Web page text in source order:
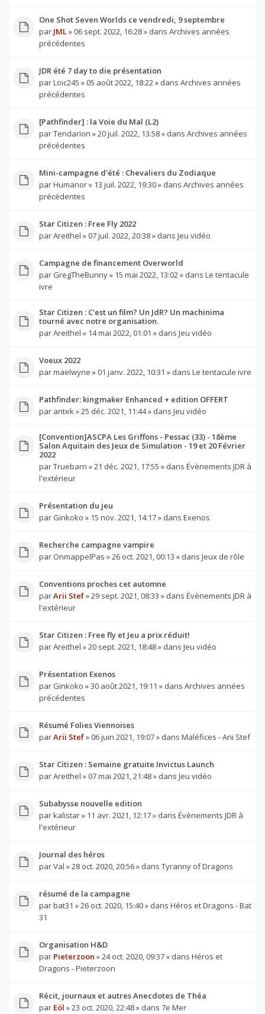
One Shot Seven Worlds ce vendredi, 9 septembre
par JML» 06 sept. 2022, 16:28 » dans Archives années
précédentes
JDR été 7 day to die présentation
parLoic245 » 05 août 2022, 18:22 » dans Archives années
précédentes
[Pathfinder] : la Voie du Mal (L2)
parTendarion » 20 juil. 2022, 13:58 » dans Archives années
précédentes
Mini-campagne d'été : Chevaliers du Zodiaque
parHumanor» 13 juil. 2022, 19:30 » dans Archives années
précédentes
Star Citizen : Free Fly 2022
parAreithel » 07 juil. 2022, 20:38 » dans Jeu vidéo
Campagne de financement Overworld
par GregTheBunny» 15 mai 2022, 13:02 » dans Le tentacule
ivre
Star Citizen : C'est un film? Un JdR? Un machinima
tourné avec notre organisation.
parAreithel » 14 mai 2022, 01:01 » dans Jeu vidéo
Voeux 2022
parmaelwyne » 01 janv. 2022, 10:31 » dans Le tentacule ivre
Pathfinder: kingmaker Enhanced + edition OFFERT
par antek» 25 déc. 2021, 11:44 » dans Jeu vidéo
[Convention]ASCPA Les Griffons - Pessac (33) - 18ème
Salon Aquitain des Jeux de Simulation - 19 et 20 Février
2022
parTruebarn » 21 déc. 2021, 17:55 » dans Évènements JDR à
l'extérieur
Présentation du jeu
par Ginkoko » 15 nov. 2021, 14:17 » dans Exenos
Recherche campagne vampire
par OnmappelPas » 26 oct. 2021, 00:13 » dans Jeux de rôle
Conventions proches cet automne
parArii Stef» 29 sept. 2021, 08:33 » dans Évènements JDR à
l'extérieur
Star Citizen : Free fly et Jeu a prix réduit!
parAreithel » 20 sept. 2021, 18:48 » dans Jeu vidéo
Présentation Exenos
par Ginkoko » 30 août 2021, 19:11 » dans Archives années
précédentes
Résumé Folies Viennoises
parArii Stef» 06 juin 2021, 19:07 » dans Maléfices - Arii Stef
Star Citizen : Semaine gratuite Invictus Launch
parAreithel » 07 mai 2021, 21:48 » dans Jeu vidéo
Subabysse nouvelle edition
parkalistar» 11 avr. 2021, 12:17 » dans Évènements JDR à
l'extérieur
Journal des héros
parVal » 28 oct. 2020, 20:56 » dans Tyranny of Dragons
résumé de la campagne
parbat31 » 26 oct. 2020, 15:40 » dans Héros et Dragons - Bat
31
Organisation H&D
par Pieterzoon » 24 oct. 2020, 09:37 » dans Héros et
Dragons - Pieterzoon
Récit, journaux et autres Anecdotes de Théa
par Eöl » 23 oct. 2020, 22:48 » dans 7e Mer